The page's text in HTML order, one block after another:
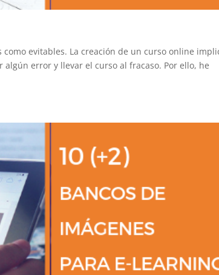
evitables. La creación de un curso online
error y llevar el curso al fracaso. Por ello, he